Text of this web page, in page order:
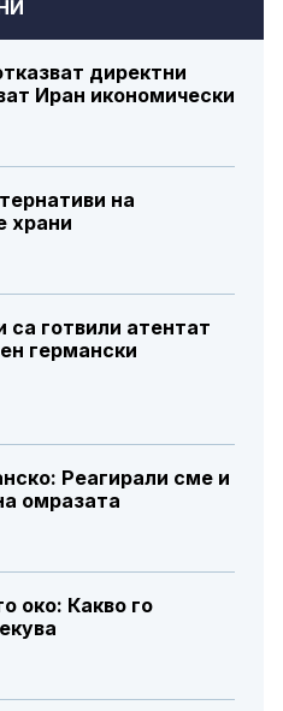
директни
Иран икономически
на
храни
готвили атентат
германски
Реагирали сме и
омразата
око: Какво го